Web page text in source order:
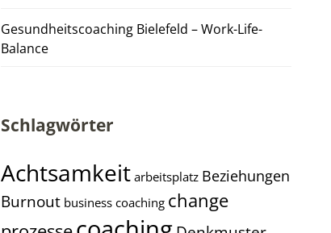
Gesundheitscoaching Bielefeld – Work-Life-
Balance
Schlagwörter
Achtsamkeit arbeitsplatz Beziehungen
Burnout business coaching change